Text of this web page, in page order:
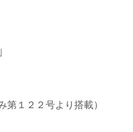
み第１２２号より搭載）